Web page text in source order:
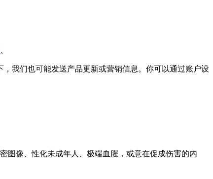
。
我们也可能发送产品更新或营销信息。你可以通过账户设
图像、性化未成年人、极端血腥，或意在促成伤害的内